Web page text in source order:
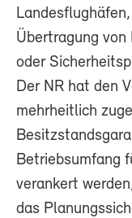
Übertragung
oder
Der NR hat den
mehrheitlich
Betriebsumfang
verankert
das